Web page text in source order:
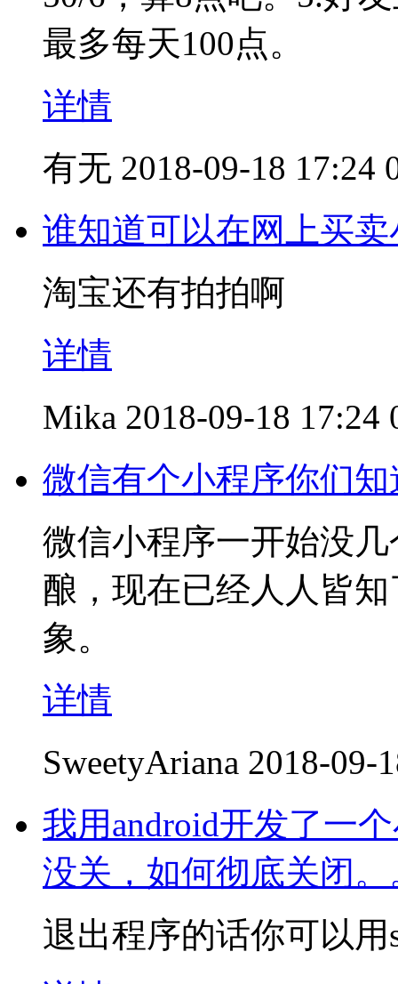
最多每天100点。
详情
有无 2018-09-18 17:24
谁知道可以在网上买
淘宝还有拍拍啊
详情
Mika 2018-09-18 17:24
微信有个小程序你们知
微信小程序一开始没
酿，现在已经人人皆
象。
详情
SweetyAriana 2018-09-
我用android开发了一
没关，如何彻底关闭
退出程序的话你可以用